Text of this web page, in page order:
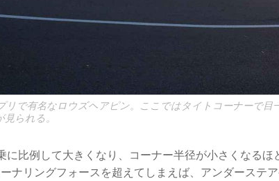
リで有名なロウズヘアピン。ここではタイトコーナーで目
られる。
に比例して大きくなり、コーナー半径が小さくなるほ
ナリングフォースを超えてしまえば、アンダーステ